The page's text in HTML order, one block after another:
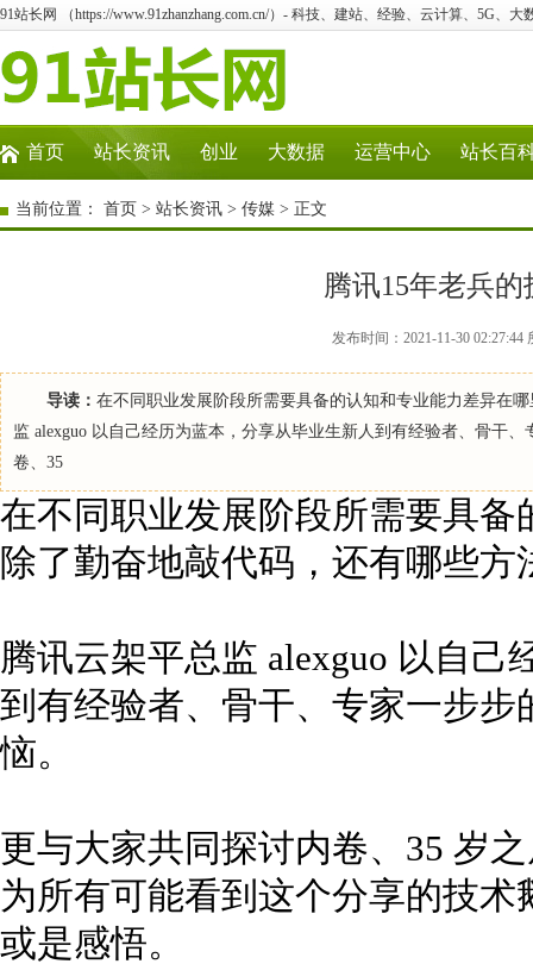
91站长网 （https://www.91zhanzhang.com.cn/）- 科技、建站、经验、云计算、5G、大
首页 站长资讯 创业 大数据 运营中心 站长百
当前位置： 首页 > 站长资讯 > 传媒 > 正文
腾讯15年老兵
发布时间：2021-11-30
导读： 在不同职业发展阶段所需要具备的认知和专业能力差异在
监 alexguo 以自己经历为蓝本，分享从毕业生新人到有经验者、骨干
卷、35
在不同职业发展阶段所需要具
除了勤奋地敲代码，还有哪些方
腾讯云架平总监 alexguo 以自
到有经验者、骨干、专家一步
恼。
更与大家共同探讨内卷、35 岁
为所有可能看到这个分享的技
或是感悟。